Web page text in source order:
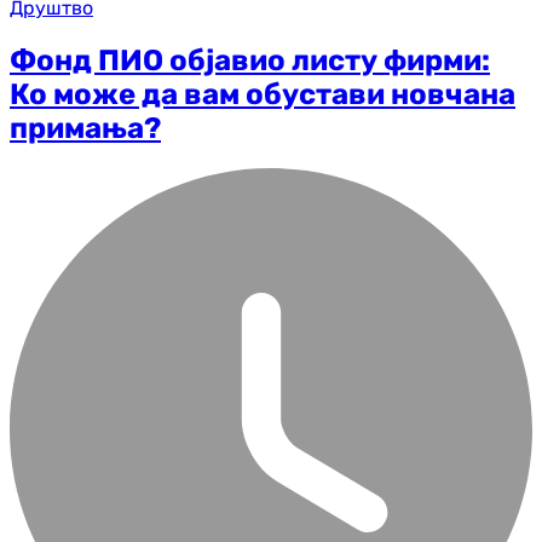
Друштво
Фонд ПИО објавио листу фирми:
Ко може да вам обустави новчана
примања?